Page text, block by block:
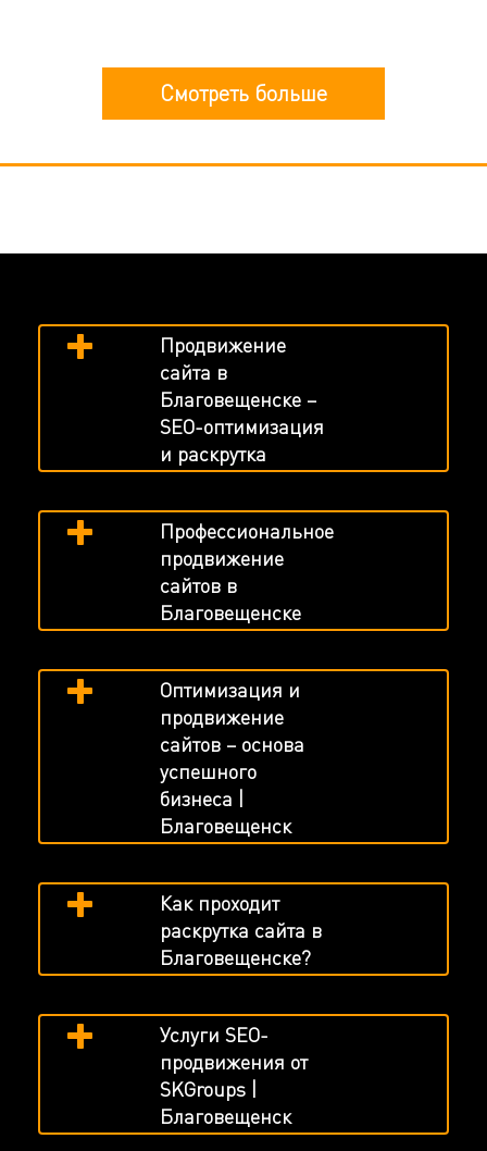
Смотреть больше
Продвижение
сайта в
Благовещенске –
SEO-оптимизация
и раскрутка
Профессиональное
продвижение
сайтов в
Благовещенске
Оптимизация и
продвижение
сайтов – основа
успешного
бизнеса |
Благовещенск
Как проходит
раскрутка сайта в
Благовещенске?
Услуги SEO-
продвижения от
SKGroups |
Благовещенск